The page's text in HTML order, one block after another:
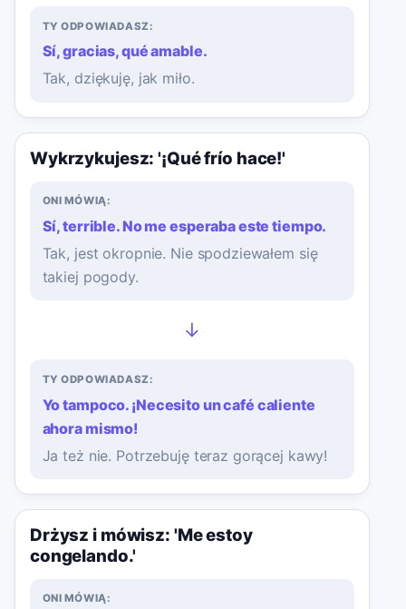
TY ODPOWIADASZ:
Sí, gracias, qué amable.
Tak, dziękuję, jak miło.
Wykrzykujesz: '¡Qué frío hace!'
ONI MÓWIĄ:
Sí, terrible. No me esperaba este tiempo.
Tak, jest okropnie. Nie spodziewałem się
takiej pogody.
→
TY ODPOWIADASZ:
Yo tampoco. ¡Necesito un café caliente
ahora mismo!
Ja też nie. Potrzebuję teraz gorącej kawy!
Drżysz i mówisz: 'Me estoy
congelando.'
ONI MÓWIĄ: